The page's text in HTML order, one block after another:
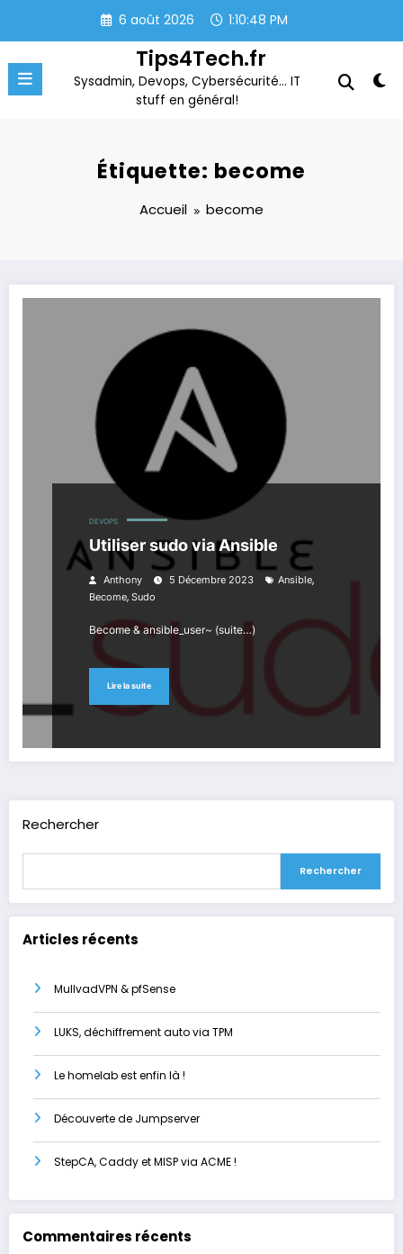
contenu
6 août 2026 1:10:48 PM
Tips4Tech.fr
Sysadmin, Devops, Cybersécurité… IT
stuff en général!
Étiquette: become
Accueil become
DEVOPS
Utiliser sudo via Ansible
Anthony 5 Décembre 2023 Ansible,
Become, Sudo
Become & ansible_user~ (suite…)
Lire la suite
Rechercher
Rechercher
Articles récents
MullvadVPN & pfSense
LUKS, déchiffrement auto via TPM
Le homelab est enfin là !
Découverte de Jumpserver
StepCA, Caddy et MISP via ACME !
Commentaires récents